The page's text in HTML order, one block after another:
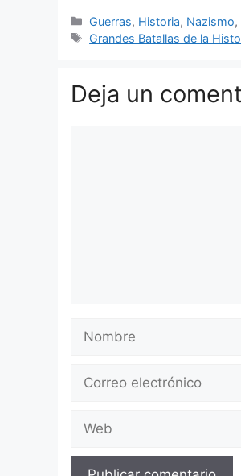
Categorías
Guerras, Historia, Nazismo,
Etiquetas
Grandes Batallas de la
Deja un
electrónico